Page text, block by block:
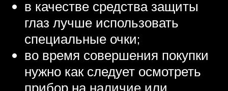
в качестве средства защиты
глаз лучше использовать
специальные очки;
во время совершения покупки
нужно как следует осмотреть
прибор на наличие или